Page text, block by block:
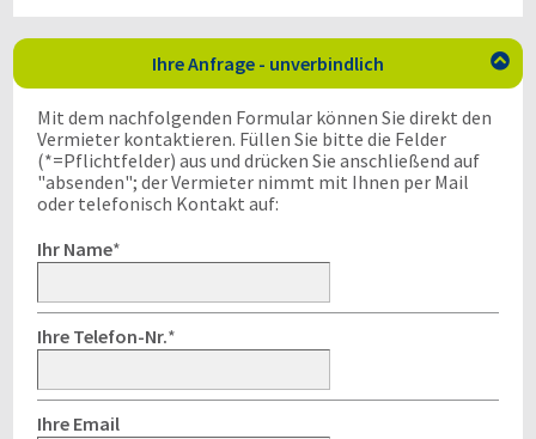
Ihre Anfrage - unverbindlich 
Mit dem nachfolgenden Formular können Sie direkt den
Vermieter kontaktieren. Füllen Sie bitte die Felder
(*=Pflichtfelder) aus und drücken Sie anschließend auf
"absenden"; der Vermieter nimmt mit Ihnen per Mail
oder telefonisch Kontakt auf:
Ihr Name*
Ihre Telefon-Nr.*
Ihre Email